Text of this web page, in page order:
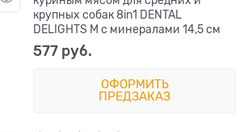
крупных собак 8in1 DENTAL
DELIGHTS M с минералами 14,5 см
577 руб.
ОФОРМИТЬ
ПРЕДЗАКАЗ